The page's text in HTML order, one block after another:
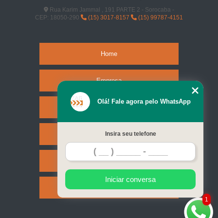
sinalização viária a base de solvente preço Campinas
sinalização viária para supermercado Jardim Vera Cruz
sinalizações viárias faixa de pedestre Itatiba
sinalizações viárias vertical placa Votorantim
fornecedor de sinalização viária pavimentação Hortolândia
sinalizações viárias faixa de pedestre Jundiaí
sinalização viária pavimentação Cocais
fornecedor de sinalização viária para shopping Araçoiaba da Serra
sinalização viária para shopping Jardim Europa
sinalização viária vertical placa Jardim Nova Esperança
Rua Karim Jammal , 191 PARTE 2 - Sorocaba -
CEP: 18050-290
(15) 3017-8157 (15) 99787-4151
Home
Empresa
Serviços
Contato
Mapa do site
1
Olá! Fale agora pelo WhatsApp
Insira seu telefone
Iniciar conversa